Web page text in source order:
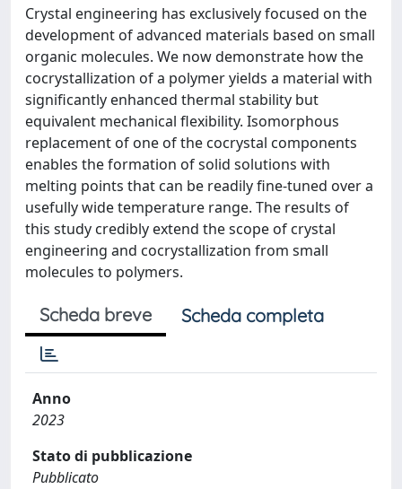
Crystal engineering has exclusively focused on the
development of advanced materials based on small
organic molecules. We now demonstrate how the
cocrystallization of a polymer yields a material with
significantly enhanced thermal stability but
equivalent mechanical flexibility. Isomorphous
replacement of one of the cocrystal components
enables the formation of solid solutions with
melting points that can be readily fine-tuned over a
usefully wide temperature range. The results of
this study credibly extend the scope of crystal
engineering and cocrystallization from small
molecules to polymers.
Scheda breve Scheda completa
Anno
2023
Stato di pubblicazione
Pubblicato